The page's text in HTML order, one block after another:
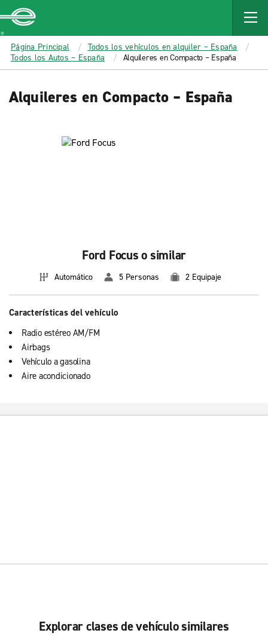
MAIN
CONTENT
Enterprise
Página Principal
Todos los vehículos en alquiler – España
Todos los Autos – España
Alquileres en Compacto – España
Alquileres en Compacto – España
Ford Focus o similar
Automático 5 Personas 2 Equipaje
Características del vehículo
Radio estéreo AM/FM
Airbags
Vehículo a gasolina
Aire acondicionado
Explorar clases de vehículo similares